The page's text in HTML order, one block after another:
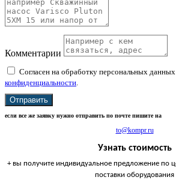
Комментарии
Согласен на обработку персональных данных
конфиденциальности
Отправить
если все же заявку нужно отправить по почте пишите на
to@kompr.ru
Узнать стоимость
+ вы получите индивидуальное предложение по
поставки оборудования